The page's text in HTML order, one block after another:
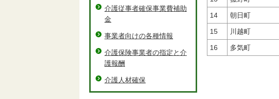
14 朝日町
15 川越町
16 多気町
介護従事者確保事業費補助
金
事業者向けの各種情報
介護保険事業者の指定と介
護報酬
介護人材確保